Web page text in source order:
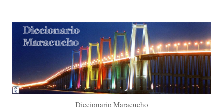
Diccionario Maracucho